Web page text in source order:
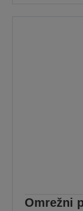
Omrežni